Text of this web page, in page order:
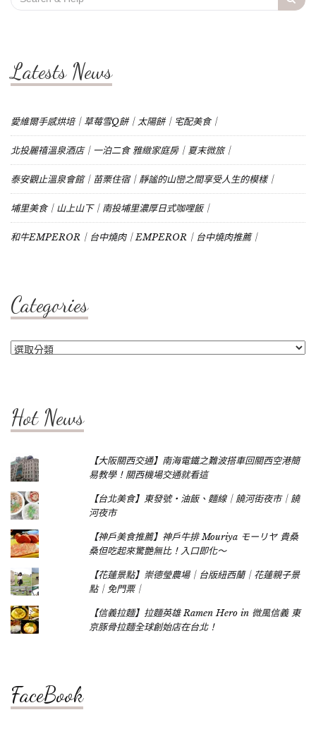
for:
Latests News
愛維爾手感烘培｜草莓雪Q餅｜太陽餅｜宅配美食｜
北投麗禧溫泉酒店｜一泊二食 雅緻家庭房｜夏末微旅｜
泰安觀止溫泉會館｜苗栗住宿｜靜謐的山巒之間享受人生的模樣｜
埔里美食｜山上山下｜南投埔里濃厚日式咖哩飯｜
和牛EMPEROR｜台中燒肉｜EMPEROR｜台中燒肉推薦｜
Categories
Categories
Hot News
【大阪關西交通】南海電鐵之難波搭車回關西空港簡
易教學！關西機場交通就看這
【台北美食】東發號‧油飯、麵線｜饒河街夜市｜饒
河夜市
【神戶美食推薦】神戶牛排 Mouriya モーリヤ 貴桑
桑但吃起來驚艷無比！入口即化～
【花蓮景點】崇德瑩農場｜台版紐西蘭｜花蓮親子景
點｜免門票｜
【信義拉麵】拉麵英雄 Ramen Hero in 微風信義 東
京豚骨拉麵全球創始店在台北！
FaceBook